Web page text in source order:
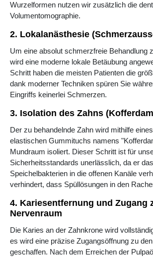
Wurzelformen nutzen wir zusätzlich die
Volumentomographie.
2. Lokalanästhesie
Um eine absolut schmerzfreie Behandlung
wird eine moderne lokale Betäubung
Schritt haben die meisten Patienten die
dank moderner Techniken spüren Sie
Eingriffs keinerlei Schmerzen.
3. Isolation des Zahns
Der zu behandelnde Zahn wird mithilfe
elastischen Gummituchs namens
Mundraum isoliert. Dieser Schritt ist für
Sicherheitsstandards unerlässlich, da er
Speichelbakterien in die offenen Kanäle
verhindert, dass Spüllösungen in den
4. Kariesentfernung und Zugang
Nervenraum
Die Karies an der Zahnkrone wird
es wird eine präzise Zugangsöffnung zu
geschaffen. Nach dem Erreichen der